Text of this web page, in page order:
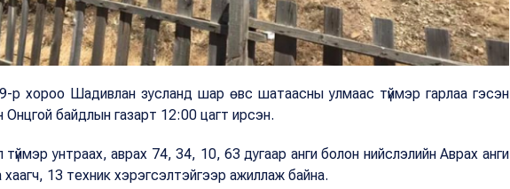
19-р хороо Шадивлан зусланд шар өвс шатаасны улмаас түймэр гарлаа гэсэн
Онцгой байдлын газарт 12:00 цагт ирсэн.
түймэр унтраах, аврах 74, 34, 10, 63 дугаар анги болон нийслэлийн Аврах анги
13 техник хэрэгсэлтэйгээр ажиллаж байна.